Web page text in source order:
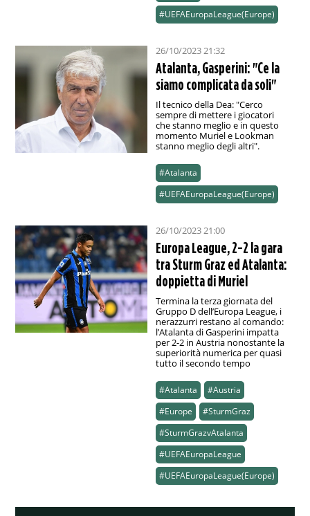
#UEFAEuropaLeague(Europe)
26/10/2023 21:32
Atalanta, Gasperini: "Ce la
siamo complicata da soli"
Il tecnico della Dea: "Cerco
sempre di mettere i giocatori
che stanno meglio e in questo
momento Muriel e Lookman
stanno meglio degli altri".
#Atalanta
#UEFAEuropaLeague(Europe)
26/10/2023 21:00
Europa League, 2-2 la gara
tra Sturm Graz ed Atalanta:
doppietta di Muriel
Termina la terza giornata del
Gruppo D dell’Europa League, i
nerazzurri restano al comando:
l’Atalanta di Gasperini impatta
per 2-2 in Austria nonostante la
superiorità numerica per quasi
tutto il secondo tempo
#Atalanta
#Austria
#Europe
#SturmGraz
#SturmGrazvAtalanta
#UEFAEuropaLeague
#UEFAEuropaLeague(Europe)